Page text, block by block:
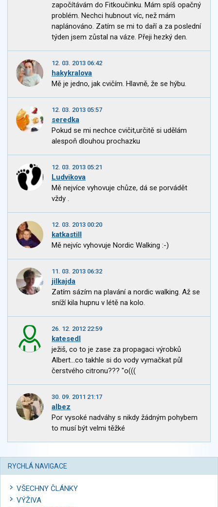
započítávám do Fitkoučinku. Mám spíš opačný
problém. Nechci hubnout víc, než mám
naplánováno. Zatím se mi to daří a za poslední
týden jsem zůstal na váze. Přeji hezký den.
12. 03. 2013 06:42
hakykralova
Mě je jedno, jak cvičím. Hlavně, že se hýbu.
12. 03. 2013 05:57
seredka
Pokud se mi nechce cvičit,určitě si udělám
alespoň dlouhou prochazku
12. 03. 2013 05:21
Ludvikova
Mě nejvíce vyhovuje chůze, dá se porvádět
vždy .
12. 03. 2013 00:20
katkastill
Mě nejvíc vyhovuje Nordic Walking :-)
11. 03. 2013 06:32
jilkajda
Zatím sázím na plavání a nordic walking. Až se
sníží kila hupnu v létě na kolo.
26. 12. 2012 22:59
katesedl
ježiš, co to je zase za propagaci výrobků
Albert...co takhle si do vody vymačkat půl
čerstvého citronu??? "o(((
30. 09. 2011 21:17
albez
Por vysoké nadváhy s nikdy žádným pohybem
to musí být velmi těžké
RYCHLÁ NAVIGACE
VŠECHNY ČLÁNKY
VÝŽIVA